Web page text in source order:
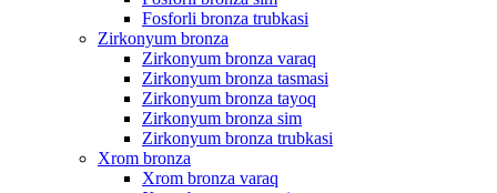
Fosforli bronza trubkasi
Zirkonyum bronza
Zirkonyum bronza varaq
Zirkonyum bronza tasmasi
Zirkonyum bronza tayoq
Zirkonyum bronza sim
Zirkonyum bronza trubkasi
Xrom bronza
Xrom bronza varaq